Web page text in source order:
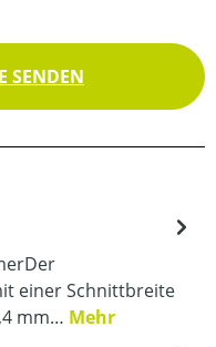
SENDEN
einer Schnittbreite
mm… Mehr